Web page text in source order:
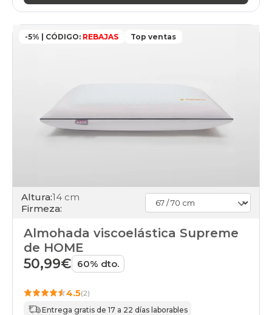
-5% | CÓDIGO: REBAJAS Top ventas
Altura:14 cm
Firmeza:
Almohada viscoelástica Supreme
de HOME
50,99€ 60% dto.
4.5(2)
Entrega gratis de 17 a 22 días laborables